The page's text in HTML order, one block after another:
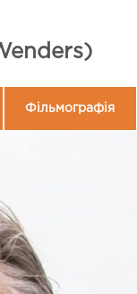
Фільмографія